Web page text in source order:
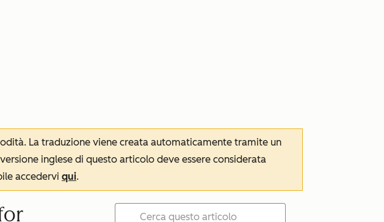
La traduzione viene creata automaticamente tramite un
inglese di questo articolo deve essere considerata
accedervi qui.